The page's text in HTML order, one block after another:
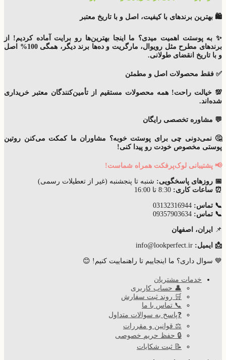
🛍️ بهترین برندهای با کیفیت، اصل و با تاریخ معتبر
✨ به پوستت اهمیت میدی؟ ما اینجا بهترین‌ها رو برایت آماده کردیم!
از
برندهای مطرح مثل رویوال، مارگریت و ده‌ها برند دیگر ، همگی100% اصل
و با تاریخ انقضای طولانی.
✅ فقط محصولات اصل و مطمئن
💯 خیالت راحت! همه محصولات مستقیم از تأمین‌کنندگان معتبر خریداری
شده‌اند.
💬 مشاوره تخصصی رایگان
🤔 نمی‌دونی چی برای پوستت خوبه؟ مشاوران ما کمکت می‌کنن روتین
پوستی مخصوص خودت رو پیدا کنی!
📢 پشتیبانی لوک‌پرفکت همراه شماست!
📅 روزهای پاسخگویی: شنبه تا پنجشنبه (غیر از تعطیلات رسمی)
⏰ ساعات کاری:
📞 تماس:
📞 تماس:
📌 ایران، اصفهان
📩 ایمیل:
💙 سوال داری؟ ما اینجاییم تا راهنماییت کنیم! 😊
خدمات مشتریان
👤 حساب کاربری
🛒 روند ثبت سفارش
📞 تماس با ما
❓پاسخ به سوالات متداول
⚖ قوانین و مقررات
🔒 حفظ حریم خصوصی
📝 ثبت شکایات